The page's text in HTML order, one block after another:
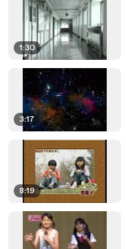
1:30
3:17
8:19